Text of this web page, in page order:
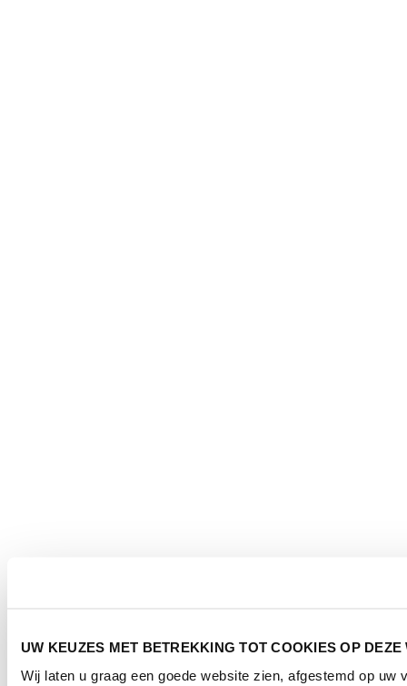
UW KEUZES MET BETREKKING TOT COOKIES OP DEZE
Wij laten u graag een goede website zien, afgestemd op